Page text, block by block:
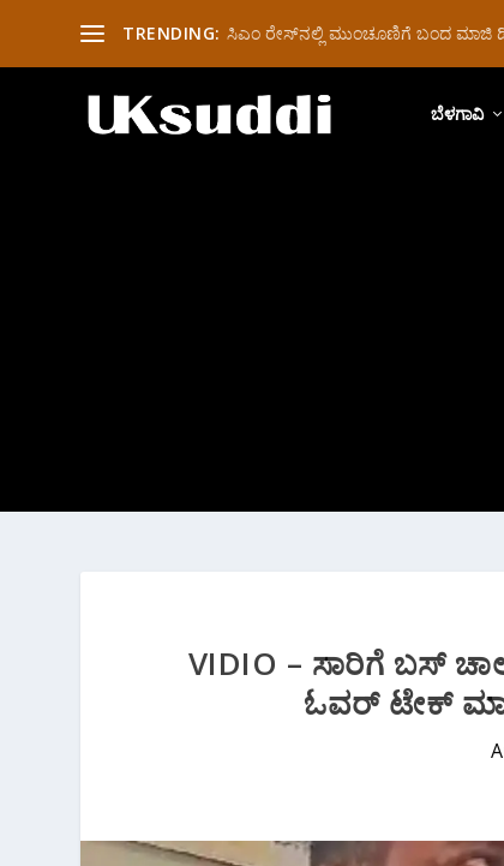
TRENDING: ಸಿಎಂ ರೇಸ್‌ನಲ್ಲಿ ಮುಂಚೂಣಿಗೆ ಬಂದ ಮಾಜಿ
ಬೆಳಗಾವಿ
VIDIO – ಸಾರಿಗೆ ಬಸ್
ಓವರ್ ಟೇಕ್